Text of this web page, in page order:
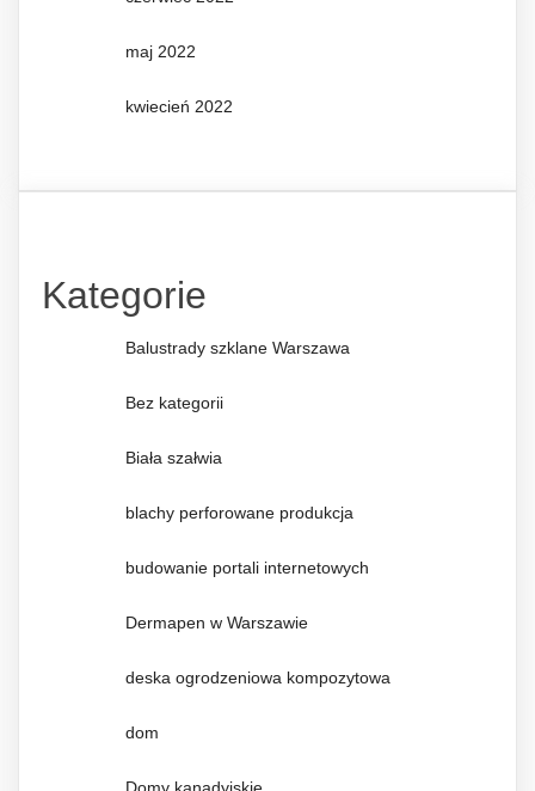
maj 2022
kwiecień 2022
Kategorie
Balustrady szklane Warszawa
Bez kategorii
Biała szałwia
blachy perforowane produkcja
budowanie portali internetowych
Dermapen w Warszawie
deska ogrodzeniowa kompozytowa
dom